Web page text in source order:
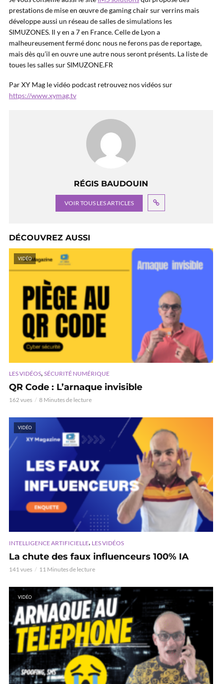
prestations de mise en œuvre de gaming chair sur verrins mais
développe aussi un réseau de salles de simulations les
SIMUZONES. Il y en a 7 en France. Celle de Lyon a
malheureusement fermé donc nous ne ferons pas de reportage,
mais dès qu’il en ouvre une autre nous seront présents. La liste de
toues les salles sur SIMUZONE.FR
Par XY Mag le vidéo podcast retrouvez nos vidéos sur
https://www.xymag.tv
RÉGIS BAUDOUIN
VOIR TOUS LES ARTICLES
DÉCOUVREZ AUSSI
VIDÉO
LES VIDÉOS, SÉCURITÉ NUMÉRIQUE
QR Code : L’arnaque invisible
162 vues 8 Minutes de lecture
VIDÉO
INTELLIGENCE ARTIFICIELLE, LES VIDÉOS
La chute des faux influenceurs 100% IA
141 vues 11 Minutes de lecture
VIDÉO